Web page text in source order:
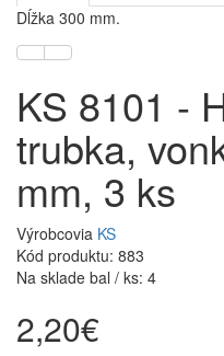
Dĺžka 300 mm.
KS 8101 -
trubka,
mm, 3 ks
Výrobcovia KS
Kód produktu: 883
Na sklade bal / ks: 4
2,20€